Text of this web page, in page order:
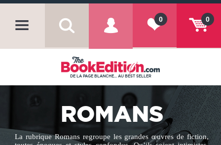
0
0
DE LA PAGE BLANCHE... AU BEST SELLER
ROMANS
La rubrique Romans regroupe les grandes œuvres de fiction,